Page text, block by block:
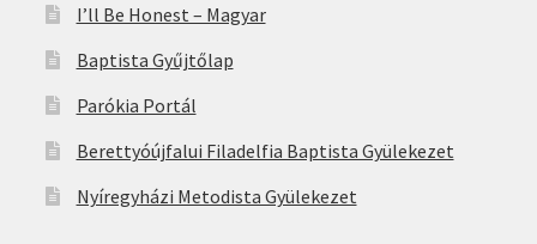
I’ll Be Honest – Magyar
Baptista Gyűjtőlap
Parókia Portál
Berettyóújfalui Filadelfia Baptista Gyülekezet
Nyíregyházi Metodista Gyülekezet